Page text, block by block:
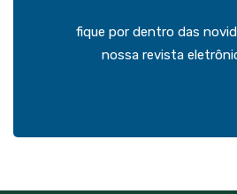
fique por dentro das
nossa revista